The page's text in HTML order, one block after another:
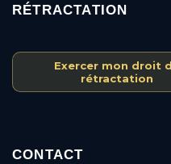
RÉTRACTATION
Exercer mon droit
rétractation
CONTACT